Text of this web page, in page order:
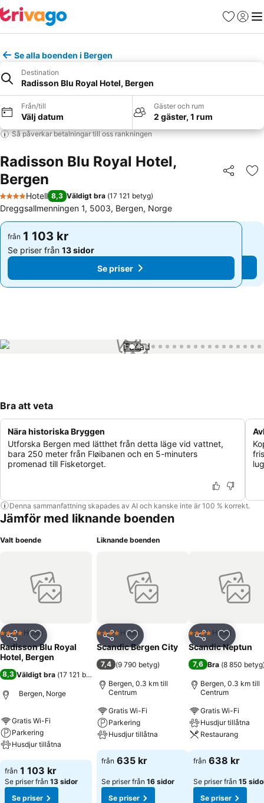
Favoriter
Logga
Se alla boenden i Bergen
Destination
Radisson Blu Royal Hotel, Bergen
Från/till
Välj datum
Gäster och rum
2 gäster, 1 rum
Så påverkar betalningar till oss rankningen
Radisson Blu Royal Hotel,
Bergen
Dela
4 Stjärnor
Hotell 8,3 Väldigt bra (17 121 betyg)
Dreggsallmenningen 1, 5003, Bergen, Norge
från 1 103 kr
Se priser från 13 sidor
Se priser
från 1 103 kr
Se priser från 13 sidor
Se priser
1 / 74
Bra att veta
Nära historiska Bryggen
Utforska Bergen med lätthet från detta läge vid vattnet,
bara 250 meter från Fløibanen och en 5-minuters
promenad till Fisketorget.
Denna sammanfattning skapades av AI och kanske inte är 100 % korrekt.
Jämför med liknande boenden
Valt boende
Dela Lägg till i Mina Favoriter
4 StjärnorHotell
Radisson Blu Royal
Hotel, Bergen
8,3 Väldigt bra (17 121 betyg
Bergen, Norge
Gratis Wi-Fi
Parkering
Husdjur tillåtna
Se priser
från 1 103 kr
Se priser från 13 sidor
Se priser
Liknande boenden
Dela Lägg till i Mina Favoriter
4 StjärnorHotell
Scandic Bergen City
7,4 (9 790 betyg)
Bergen, 0.3 km till
Centrum
Gratis Wi-Fi
Parkering
Husdjur tillåtna
Se priser
från 635 kr
Se priser från 16 sidor
Se priser
Dela Lägg till
4 StjärnorHotell
Scandic Neptun
7,6 Bra (8 850 betyg
Bergen, 0.3 km till
Centrum
Gratis Wi-Fi
Husdjur tillåtna
Restaurang
Se priser
från 638 kr
Se priser från 15
Se priser